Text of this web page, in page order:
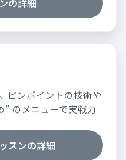
の詳細
ピンポイントの技術や
のメニューで実戦力
スンの詳細